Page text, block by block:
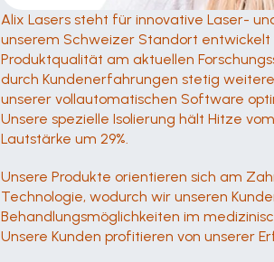
Alix Lasers steht für innovative Laser-
unserem Schweizer Standort entwickelt
Produktqualität am aktuellen
durch Kundenerfahrungen stetig
unserer vollautomatischen Software
Unsere spezielle Isolierung hält Hitze
Lautstärke um 29%.
Unsere Produkte orientieren sich am
Technologie, wodurch wir unseren
Behandlungsmöglichkeiten im
Unsere Kunden profitieren von unserer